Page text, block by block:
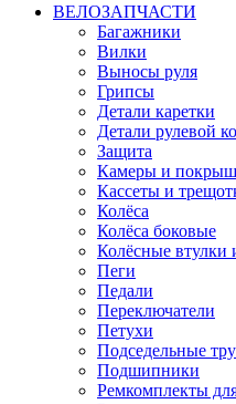
ВЕЛОЗАПЧАСТИ
Багажники
Вилки
Выносы руля
Грипсы
Детали каретки
Детали рулевой
Защита
Камеры и
Кассеты и
Колёса
Колёса боковые
Колёсные втулки
Пеги
Педали
Переключатели
Петухи
Подседельные
Подшипники
Ремкомплекты